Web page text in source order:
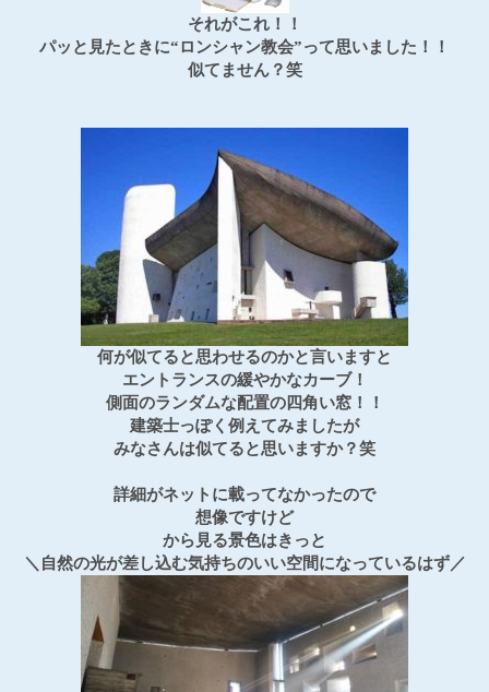
それがこれ！！
パッと見たときに“ロンシャン教会”って思いました！！
似てません？笑
何が似てると思わせるのかと言いますと
エントランスの緩やかなカーブ！
側面のランダムな配置の四角い窓！！
建築士っぽく例えてみましたが
みなさんは似てると思いますか？笑
詳細がネットに載ってなかったので
想像ですけど
から見る景色はきっと
＼自然の光が差し込む気持ちのいい空間になっているはず／